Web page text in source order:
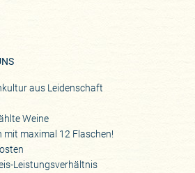
aus Leidenschaft
Weine
mit maximal 12 Flaschen!
Leistungsverhältnis